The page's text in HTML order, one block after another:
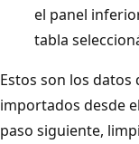
el panel
tabla
Estos son los datos
importados desde
paso siguiente,